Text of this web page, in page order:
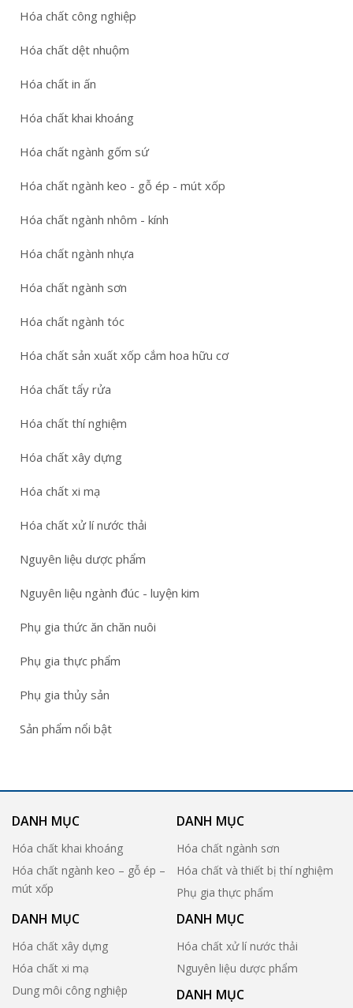
Hóa chất công nghiệp
Hóa chất dệt nhuộm
Hóa chất in ấn
Hóa chất khai khoáng
Hóa chất ngành gốm sứ
Hóa chất ngành keo - gỗ ép - mút xốp
Hóa chất ngành nhôm - kính
Hóa chất ngành nhựa
Hóa chất ngành sơn
Hóa chất ngành tóc
Hóa chất sản xuất xốp cắm hoa hữu cơ
Hóa chất tẩy rửa
Hóa chất thí nghiệm
Hóa chất xây dựng
Hóa chất xi mạ
Hóa chất xử lí nước thải
Nguyên liệu dược phẩm
Nguyên liệu ngành đúc - luyện kim
Phụ gia thức ăn chăn nuôi
Phụ gia thực phẩm
Phụ gia thủy sản
Sản phẩm nổi bật
DANH MỤC
Hóa chất khai khoáng
Hóa chất ngành keo – gỗ ép –
mút xốp
DANH MỤC
Hóa chất ngành sơn
Hóa chất và thiết bị thí nghiệm
Phụ gia thực phẩm
DANH MỤC
Hóa chất xây dựng
Hóa chất xi mạ
Dung môi công nghiệp
DANH MỤC
Hóa chất xử lí nước thải
Nguyên liệu dược phẩm
DANH MỤC